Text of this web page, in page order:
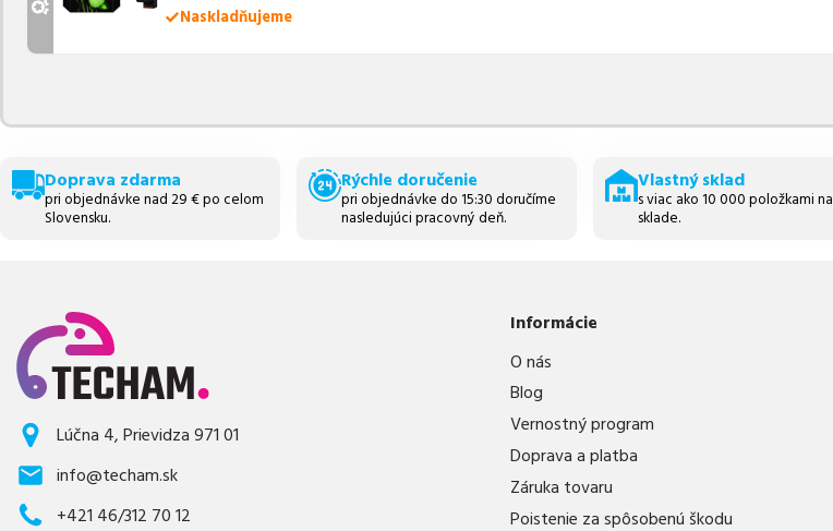
Naskladňujeme
Doprava zdarma
pri objednávke nad 29 € po celom
Slovensku.
Rýchle doručenie
pri objednávke do 15:30 doručíme
nasledujúci pracovný deň.
Vlastný sklad
s viac ako 10 000 položkami na
sklade.
Lúčna 4, Prievidza 971 01
info@techam.sk
+421 46/312 70 12
Informácie
O nás
Blog
Vernostný program
Doprava a platba
Záruka tovaru
Poistenie za spôsobenú škodu